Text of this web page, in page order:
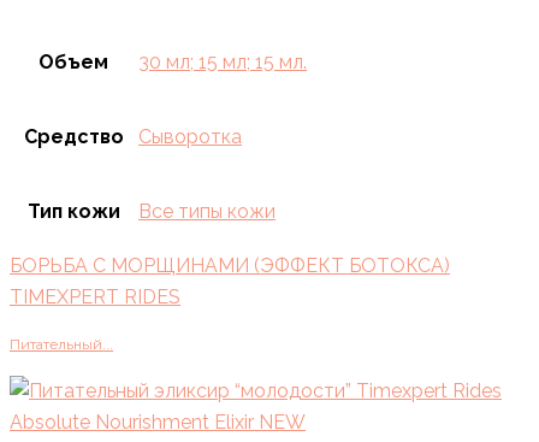
Объем 30 мл; 15 мл; 15 мл.
Средство Сыворотка
Тип кожи Все типы кожи
БОРЬБА С МОРЩИНАМИ (ЭФФЕКТ БОТОКСА)
TIMEXPERT RIDES
Питательный...